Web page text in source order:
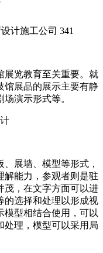
计施工公司 341
展览教育至关重要。就
馆展品的展示主要有静
演示形式等。
展墙、模型等形式，
解能力，参观者则是驻
茂，在文字方面可以进
的选择和处理以形成视
模型相结合使用，可以
处理，模型可以采用局